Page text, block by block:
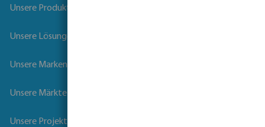
Unsere Produkte
Unsere Lösungen
Unsere Marken
Unsere Märkte
Unsere Projekte